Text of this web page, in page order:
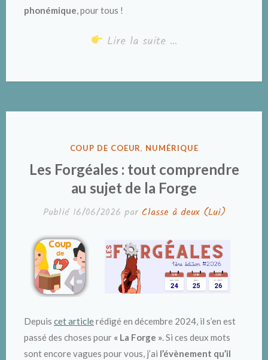
phonémique, pour tous !
Lire la suite …
PUBLIÉ
COUP DE COEUR, NUMÉRIQUE
Les Forgéales : tout comprendre
au sujet de la Forge
Publié 16/06/2026 par Classe à deux (Lui)
Depuis cet articlerédigé en décembre 2024, il s’en est
passé des choses pour « La Forge ». Si ces deux mots
sont encore vagues pour vous, j’ai l’évènement qu’il